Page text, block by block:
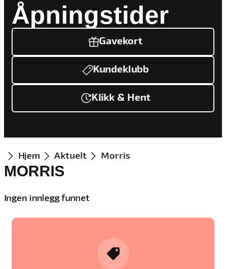
Åpningstider
Gavekort
Kundeklubb
Klikk & Hent
Hjem Aktuelt Morris
MORRIS
Ingen innlegg funnet